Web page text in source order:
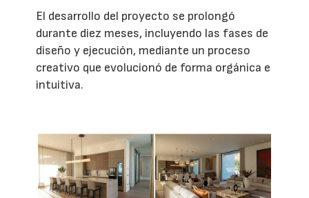
El desarrollo del proyecto se prolongó
durante diez meses, incluyendo las fases de
diseño y ejecución, mediante un proceso
creativo que evolucionó de forma orgánica e
intuitiva.